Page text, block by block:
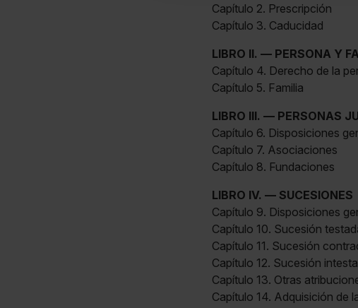
Capítulo 2. Prescripción
Capítulo 3. Caducidad
LIBRO II. — PERSONA Y
Capítulo 4. Derecho de la
Capítulo 5. Familia
LIBRO III. — PERSONAS
Capítulo 6. Disposiciones
Capítulo 7. Asociaciones
Capítulo 8. Fundaciones
LIBRO IV. — SUCESIONES
Capítulo 9. Disposiciones
Capítulo 10. Sucesión
Capítulo 11. Sucesión
Capítulo 12. Sucesión
Capítulo 13. Otras
Capítulo 14. Adquisición de